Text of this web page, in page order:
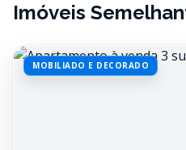
Imóveis
MOBILIADO E DECORADO